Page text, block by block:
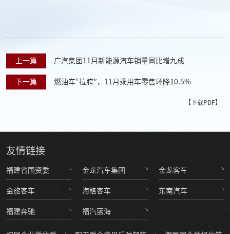
上一篇 广汽集团11月新能源汽车销量同比增九成
下一篇 燃油车“拉胯”，11月乘用车零售环降10.5%
【下载PDF】
友情链接
福建省国资委 金龙汽车集团 金龙客车
金旅客车 海格客车 东南汽车
福建奔驰 福汽蓝海